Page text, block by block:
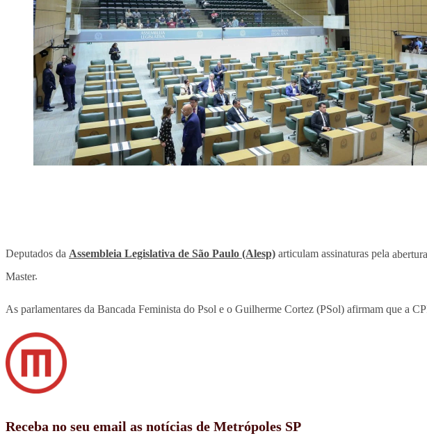
Deputados da Assembleia Legislativa de São Paulo (Alesp) articulam assinaturas pela
Master.
As parlamentares da Bancada Feminista do Psol e o Guilherme Cortez (PSol) afirmam que a
Receba no seu email as notícias de Metrópoles SP